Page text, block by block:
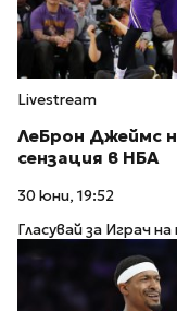
Livestream
ЛеБрон Джеймс
сензация в НБА
30 юни, 19:52
Гласувай за Играч